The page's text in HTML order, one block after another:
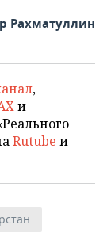
Рахматуллин
,
и
Rutube и